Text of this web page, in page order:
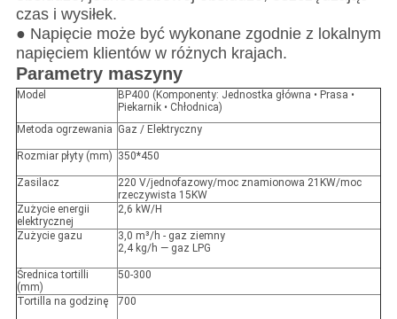
czas i wysiłek.
● Napięcie może być wykonane zgodnie z lokalnym
napięciem klientów w różnych krajach.
Parametry maszyny
Model
BP400 (Komponenty: Jednostka główna • Prasa •
Piekarnik • Chłodnica)
Metoda ogrzewania Gaz / Elektryczny
Rozmiar płyty (mm) 350*450
Zasilacz
220 V/jednofazowy/moc znamionowa 21KW/moc
rzeczywista 15KW
Zużycie energii
elektrycznej
2,6 kW/H
Zużycie gazu
3,0 m³/h - gaz ziemny
2,4 kg/h — gaz LPG
Średnica tortilli
(mm)
50-300
Tortilla na godzinę 700